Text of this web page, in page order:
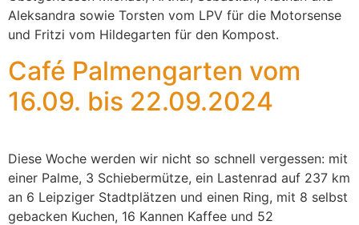
Aleksandra sowie Torsten vom LPV für die Motorsense
und Fritzi vom Hildegarten für den Kompost.
Café Palmengarten vom
16.09. bis 22.09.2024
Diese Woche werden wir nicht so schnell vergessen: mit
einer Palme, 3 Schiebermütze, ein Lastenrad auf 237 km
an 6 Leipziger Stadtplätzen und einen Ring, mit 8 selbst
gebacken Kuchen, 16 Kannen Kaffee und 52